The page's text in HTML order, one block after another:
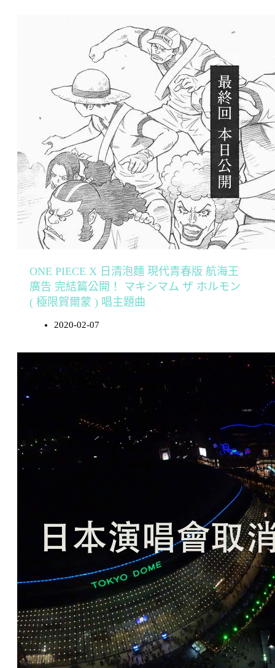
ONE PIECE X 日清泡麵 現代青春版 航海王
廣告 完結篇公開！ マキシマム ザ ホルモン
( 極限賀爾蒙 ) 唱主題曲
2020-02-07